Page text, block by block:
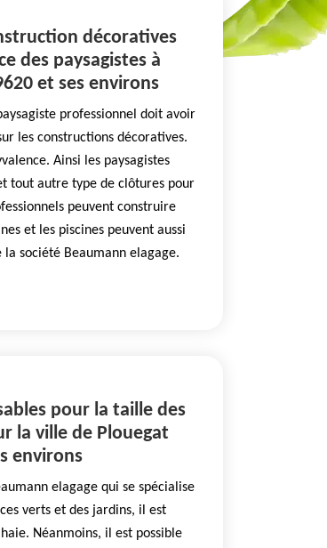
décoratives
des paysagistes à
et ses environs
professionnel doit avoir
les constructions décoratives.
Ainsi les paysagistes
tout autre type de clôtures pour
peuvent construire
et les piscines peuvent aussi
société Beaumann elagage.
pour la taille des
la ville de Plouegat
environs
elagage qui se spécialise
verts et des jardins, il est
Néanmoins, il est possible